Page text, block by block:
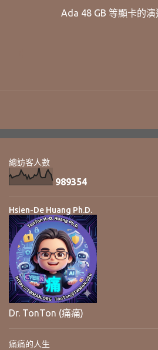
Ada 48 GB 等顯卡的演
總訪客人數
989354
Hsien-De Huang Ph.D.
Dr. TonTon (痛痛)
痛痛的人生